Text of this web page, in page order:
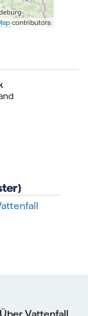
contributors
Über Vattenfall